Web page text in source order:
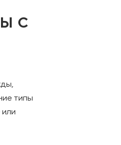
С
типы